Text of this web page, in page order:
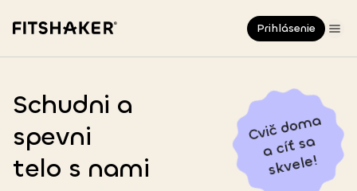
Prihlásenie
Schudni a
spevni
telo s nami
C
vi
č
d
o
m
a
a
cíť s
a
s
k
v
el
e!